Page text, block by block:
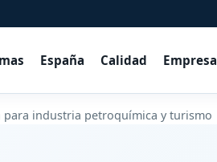
España Calidad Empresa
industria petroquímica y turismo